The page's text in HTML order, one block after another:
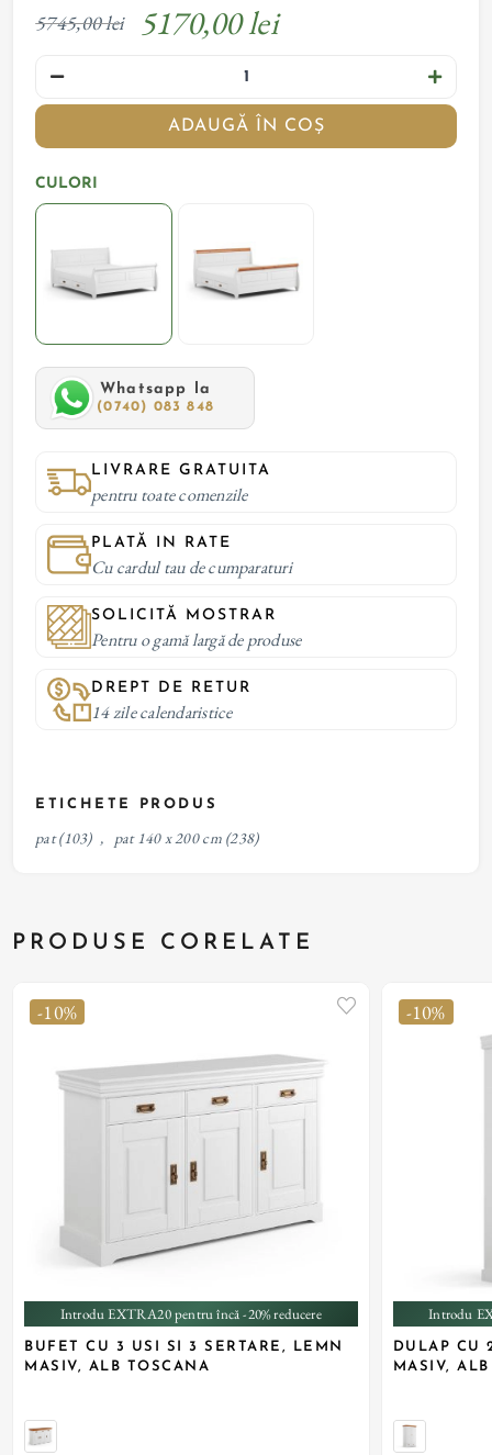
5745,00 lei 5170,00 lei
ADAUGĂ ÎN COȘ
CULORI
Whatsapp la
(0740) 083 848
LIVRARE GRATUITA
pentru toate comenzile
PLATĂ IN RATE
Cu cardul tau de cumparaturi
SOLICITĂ MOSTRAR
Pentru o gamă largă de produse
DREPT DE RETUR
14 zile calendaristice
ETICHETE PRODUS
pat (103) , pat 140 x 200 cm (238)
PRODUSE CORELATE
-10%
Introdu EXTRA20 pentru încă -20% reducere
BUFET CU 3 USI SI 3 SERTARE, LEMN
MASIV, ALB TOSCANA
-10%
Introdu
DULAP CU
MASIV,